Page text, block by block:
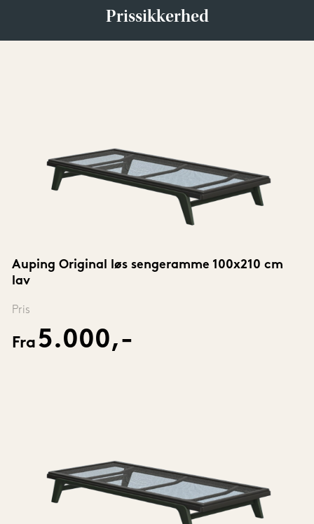
Prissikkerhed
Auping Original løs sengeramme 100x210 cm
lav
Pris
Fra 5.000,-